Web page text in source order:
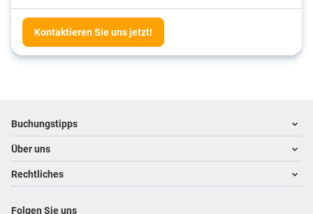
Kontaktieren Sie uns jetzt!
Footer navigation
Buchungstipps
Warum im Reisebüro buchen
Hoteltipps
Reisewelten
Über uns
Kontakt
Rechtliches
Folgen Sie uns